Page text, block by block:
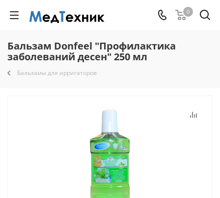
0
Бальзам Donfeel "Профилактика
заболеваний десен" 250 мл
Бальзамы для ирригаторов